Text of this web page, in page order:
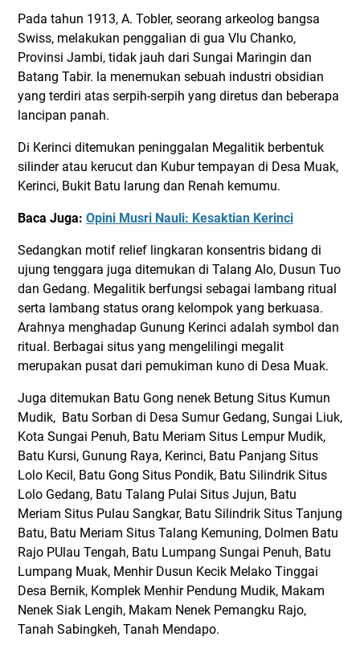
Pada tahun 1913, A. Tobler, seorang arkeolog bangsa
Swiss, melakukan penggalian di gua Vlu Chanko,
Provinsi Jambi, tidak jauh dari Sungai Maringin dan
Batang Tabir. la menemukan sebuah industri obsidian
yang terdiri atas serpih-serpih yang diretus dan beberapa
lancipan panah.
Di Kerinci ditemukan peninggalan Megalitik berbentuk
silinder atau kerucut dan Kubur tempayan di Desa Muak,
Kerinci, Bukit Batu larung dan Renah kemumu.
Baca Juga: Opini Musri Nauli: Kesaktian Kerinci
Sedangkan motif relief lingkaran konsentris bidang di
ujung tenggara juga ditemukan di Talang Alo, Dusun Tuo
dan Gedang. Megalitik berfungsi sebagai lambang ritual
serta lambang status orang kelompok yang berkuasa.
Arahnya menghadap Gunung Kerinci adalah symbol dan
ritual. Berbagai situs yang mengelilingi megalit
merupakan pusat dari pemukiman kuno di Desa Muak.
Juga ditemukan Batu Gong nenek Betung Situs Kumun
Mudik, Batu Sorban di Desa Sumur Gedang, Sungai Liuk,
Kota Sungai Penuh, Batu Meriam Situs Lempur Mudik,
Batu Kursi, Gunung Raya, Kerinci, Batu Panjang Situs
Lolo Kecil, Batu Gong Situs Pondik, Batu Silindrik Situs
Lolo Gedang, Batu Talang Pulai Situs Jujun, Batu
Meriam Situs Pulau Sangkar, Batu Silindrik Situs Tanjung
Batu, Batu Meriam Situs Talang Kemuning, Dolmen Batu
Rajo PUlau Tengah, Batu Lumpang Sungai Penuh, Batu
Lumpang Muak, Menhir Dusun Kecik Melako Tinggai
Desa Bernik, Komplek Menhir Pendung Mudik, Makam
Nenek Siak Lengih, Makam Nenek Pemangku Rajo,
Tanah Sabingkeh, Tanah Mendapo.